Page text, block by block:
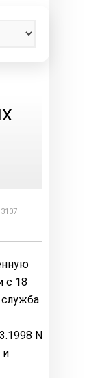
3107
с 18
N
и